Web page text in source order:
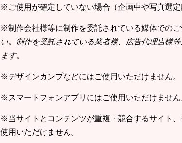
※ご使用が確定していない場合（企画中や写真選定
※制作会社様等に制作を委託されている媒体でのご
い。 制作を受託されている業者様、広告代理店様
ます。
※デザインカンプなどにはご使用いただけません。
※スマートフォンアプリにはご使用いただけません
※当サイトとコンテンツが重複・競合するサイト
使用いただけません。